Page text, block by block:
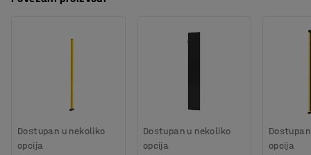
stupovima. Ovaj način montaže daje vam fleksibilnost i
prostora prema potrebi.
sastavili ograđeni prostor koji odgovara vašim
Materijal: Mreža
Procjena vremena
Dostupan u nekoliko
opcija
Dostupan u nekoliko
opcija
opcija